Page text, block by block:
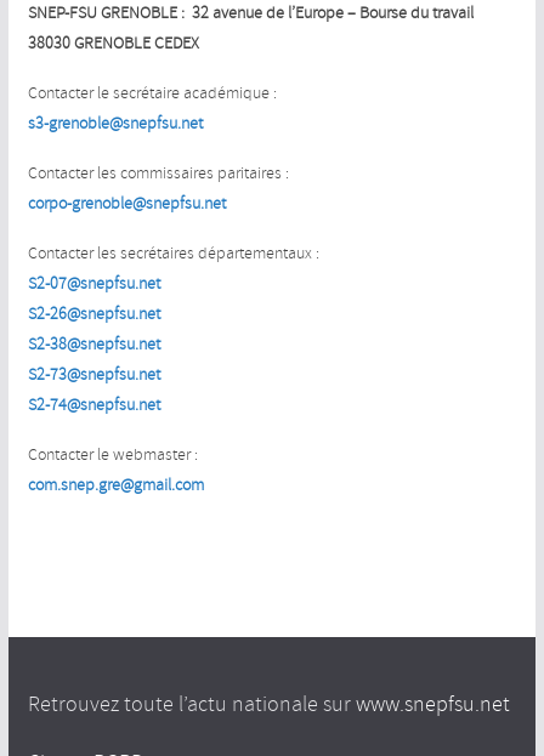
SNEP-FSU GRENOBLE : 32 avenue de l’Europe – Bourse du travail
38030 GRENOBLE CEDEX
Contacter le secrétaire académique :
s3-grenoble@snepfsu.net
Contacter les commissaires paritaires :
corpo-grenoble@snepfsu.net
Contacter les secrétaires départementaux :
S2-07@snepfsu.net
S2-26@snepfsu.net
S2-38@snepfsu.net
S2-73@snepfsu.net
S2-74@snepfsu.net
Contacter le webmaster :
com.snep.gre@gmail.com
Retrouvez toute l’actu nationale surwww.snepfsu.net